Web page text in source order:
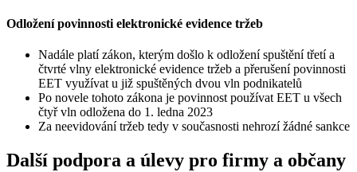
Odložení povinnosti elektronické evidence tržeb
Nadále platí zákon, kterým došlo k odložení spuštění třetí a
čtvrté vlny elektronické evidence tržeb a přerušení povinnosti
EET využívat u již spuštěných dvou vln podnikatelů
Po novele tohoto zákona je povinnost používat EET u všech
čtyř vln odložena do 1. ledna 2023
Za neevidování tržeb tedy v současnosti nehrozí žádné sankce
Další podpora a úlevy pro firmy a občany